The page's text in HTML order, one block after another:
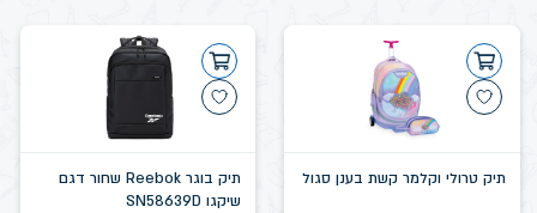
תיק טרולי וקלמר קשת בענן סגול
תיק בוגר Reebok שחור דגם
שיקגו SN58639D